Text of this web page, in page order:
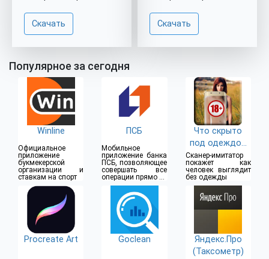
Скачать Скачать
Популярное за сегодня
Winline
Официальное
приложение
букмекерской
организации и
ставкам на спорт
ПСБ
Мобильное
приложение банка
ПСБ, позволяющее
совершать все
операции прямо из
дома
Что скрыто
под одеждой
(18+)
Сканер-имитатор
покажет как
человек выглядит
без одежды
Procreate Art Goclean
Яндекс.Про
(Таксометр)